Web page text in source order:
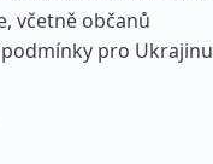
včetně občanů
pro Ukrajinu